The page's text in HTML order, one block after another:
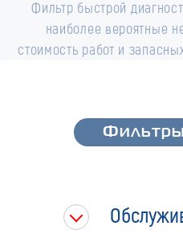
Фильтр быстрой
наиболее вероятные
стоимость работ и
Фильтры
Фильтры